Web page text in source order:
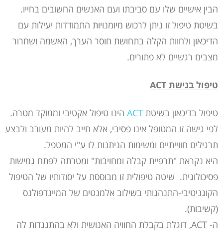
הבין אישיים שלו עם סביבתו ועם האנשים החשובים בחייו.
בשיטת טיפול זו ניתן לרכוש מיומנויות התמודדות יעילות עם
הדיכאון ולחוות הקלה בתחושת חוסר הערך, האשמה ושחרור
מצבים רגשיים לא פתורים.
טיפול בגישת ACT
טיפול בדיכאון בשיטת ACT הינו טיפול אקטיבי וממוקד מטרה.
לפי גישה זו המטופל אינו פסיבי, אלא חייב להיות מעורב ולבצע
תרגילים חווייתיים ומשימות הניתנות לו ע"י המטפל.
היא נקראת "תרפיית קבלה ומחויבות" ומטרתה לפתח גמישות
פסיכולוגית. שיטה טיפולית זו מבוססת על יסודותיו של הטיפול
הקוגניטיבי-התנהגותי בשילוב אלמנטים של המיינדפולנס
(קשיבות).
ה- ACT, דוגלת בקבלת החוויה האנושית ולא בהתנגדות לה